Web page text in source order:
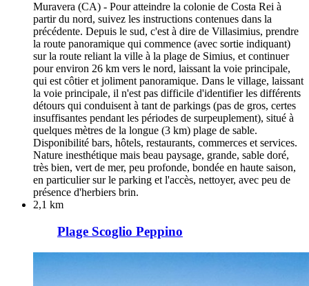
Muravera (CA) - Pour atteindre la colonie de Costa Rei à
partir du nord, suivez les instructions contenues dans la
précédente. Depuis le sud, c'est à dire de Villasimius, prendre
la route panoramique qui commence (avec sortie indiquant)
sur la route reliant la ville à la plage de Simius, et continuer
pour environ 26 km vers le nord, laissant la voie principale,
qui est côtier et joliment panoramique. Dans le village, laissant
la voie principale, il n'est pas difficile d'identifier les différents
détours qui conduisent à tant de parkings (pas de gros, certes
insuffisantes pendant les périodes de surpeuplement), situé à
quelques mètres de la longue (3 km) plage de sable.
Disponibilité bars, hôtels, restaurants, commerces et services.
Nature inesthétique mais beau paysage, grande, sable doré,
très bien, vert de mer, peu profonde, bondée en haute saison,
en particulier sur le parking et l'accès, nettoyer, avec peu de
présence d'herbiers brin.
2,1 km
Plage Scoglio Peppino